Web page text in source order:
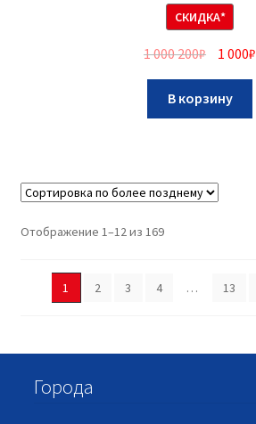
СКИДКА*
1 000 200₽ 1 000₽
В корзину
Отображение 1–12 из 169
1 2 3 4 … 13
Города